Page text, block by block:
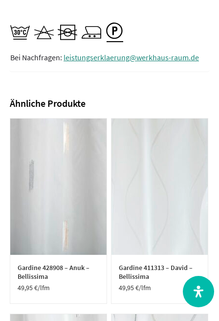
Bei Nachfragen: leistungserklaerung@werkhaus-raum.de
Ähnliche Produkte
Gardine 428908 – Anuk –
Bellissima
49,95€/lfm
Gardine 411313 – David –
Bellissima
49,95€/lfm